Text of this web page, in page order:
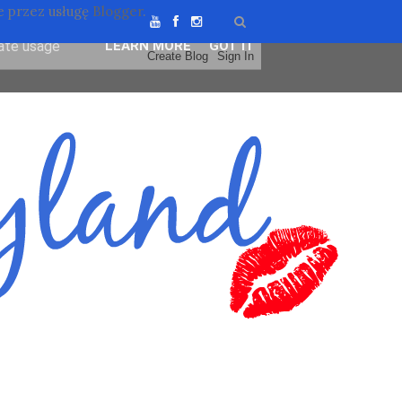
przez usługę Blogger.
agent
usage
LEARN MORE GOT IT